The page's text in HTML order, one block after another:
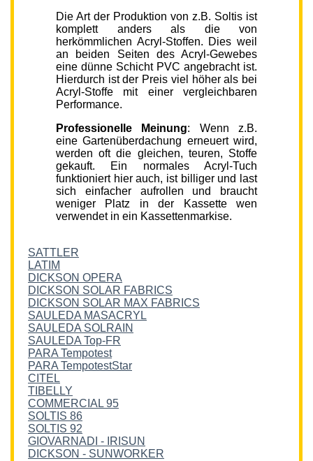
Die Art der Produktion von z.B. Soltis ist
komplett anders als die von
herkömmlichen Acryl-Stoffen. Dies weil
an beiden Seiten des Acryl-Gewebes
eine dünne Schicht PVC angebracht ist.
Hierdurch ist der Preis viel höher als bei
Acryl-Stoffe mit einer vergleichbaren
Performance.
Professionelle Meinung: Wenn z.B.
eine Gartenüberdachung erneuert wird,
werden oft die gleichen, teuren, Stoffe
gekauft. Ein normales Acryl-Tuch
funktioniert hier auch, ist billiger und last
sich einfacher aufrollen und braucht
weniger Platz in der Kassette wen
verwendet in ein Kassettenmarkise.
SATTLER
LATIM
DICKSON OPERA
DICKSON SOLAR FABRICS
DICKSON SOLAR MAX FABRICS
SAULEDA MASACRYL
SAULEDA SOLRAIN
SAULEDA Top-FR
PARA Tempotest
PARA TempotestStar
CITEL
TIBELLY
COMMERCIAL 95
SOLTIS 86
SOLTIS 92
GIOVARNADI - IRISUN
DICKSON - SUNWORKER